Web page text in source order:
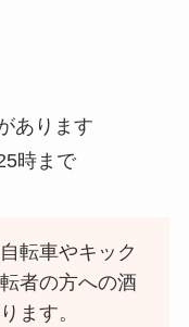
あります
時まで
転車やキック
者の方への酒
ます。